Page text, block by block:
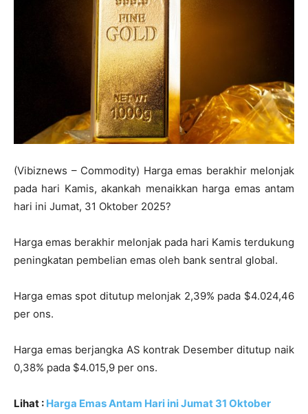
(Vibiznews – Commodity) Harga emas berakhir melonjak
pada hari Kamis, akankah menaikkan harga emas antam
hari ini Jumat, 31 Oktober 2025?
Harga emas berakhir melonjak pada hari Kamis terdukung
peningkatan pembelian emas oleh bank sentral global.
Harga emas spot ditutup melonjak 2,39% pada $4.024,46
per ons.
Harga emas berjangka AS kontrak Desember ditutup naik
0,38% pada $4.015,9 per ons.
Lihat : Harga Emas Antam Hari ini Jumat 31 Oktober